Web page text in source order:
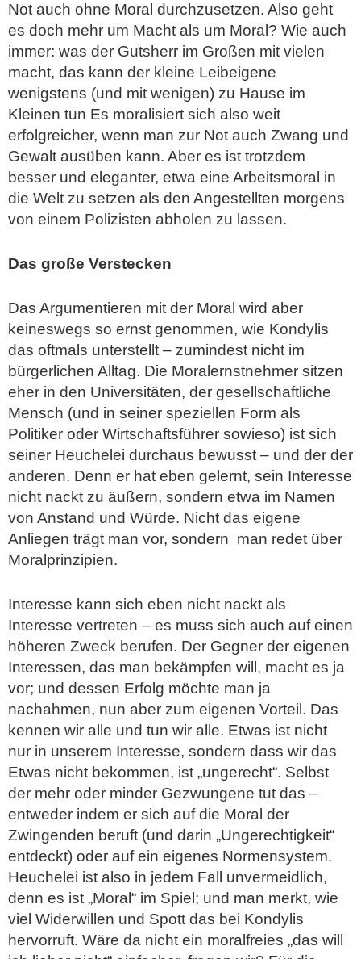
Not auch ohne Moral durchzusetzen. Also geht
es doch mehr um Macht als um Moral? Wie auch
immer: was der Gutsherr im Großen mit vielen
macht, das kann der kleine Leibeigene
wenigstens (und mit wenigen) zu Hause im
Kleinen tun Es moralisiert sich also weit
erfolgreicher, wenn man zur Not auch Zwang und
Gewalt ausüben kann. Aber es ist trotzdem
besser und eleganter, etwa eine Arbeitsmoral in
die Welt zu setzen als den Angestellten morgens
von einem Polizisten abholen zu lassen.
Das große Verstecken
Das Argumentieren mit der Moral wird aber
keineswegs so ernst genommen, wie Kondylis
das oftmals unterstellt – zumindest nicht im
bürgerlichen Alltag. Die Moralernstnehmer sitzen
eher in den Universitäten, der gesellschaftliche
Mensch (und in seiner speziellen Form als
Politiker oder Wirtschaftsführer sowieso) ist sich
seiner Heuchelei durchaus bewusst – und der der
anderen. Denn er hat eben gelernt, sein Interesse
nicht nackt zu äußern, sondern etwa im Namen
von Anstand und Würde. Nicht das eigene
Anliegen trägt man vor, sondern man redet über
Moralprinzipien.
Interesse kann sich eben nicht nackt als
Interesse vertreten – es muss sich auch auf einen
höheren Zweck berufen. Der Gegner der eigenen
Interessen, das man bekämpfen will, macht es ja
vor; und dessen Erfolg möchte man ja
nachahmen, nun aber zum eigenen Vorteil. Das
kennen wir alle und tun wir alle. Etwas ist nicht
nur in unserem Interesse, sondern dass wir das
Etwas nicht bekommen, ist „ungerecht“. Selbst
der mehr oder minder Gezwungene tut das –
entweder indem er sich auf die Moral der
Zwingenden beruft (und darin „Ungerechtigkeit“
entdeckt) oder auf ein eigenes Normensystem.
Heuchelei ist also in jedem Fall unvermeidlich,
denn es ist „Moral“ im Spiel; und man merkt, wie
viel Widerwillen und Spott das bei Kondylis
hervorruft. Wäre da nicht ein moralfreies „das will